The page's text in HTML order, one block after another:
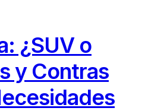
¿SUV o
y Contras